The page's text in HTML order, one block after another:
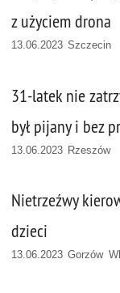
z użyciem drona
13.06.2023 Szczecin
31-latek nie
był pijany i bez
13.06.2023 Rzeszów
Nietrzeźwy
dzieci
13.06.2023 Gorzów